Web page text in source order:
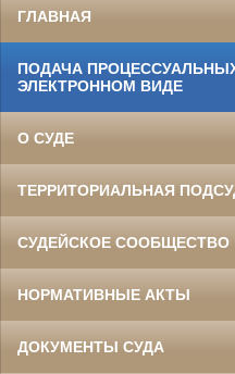
ГЛАВНАЯ
ПОДАЧА
ЭЛЕКТРОННОМ ВИДЕ
О СУДЕ
ТЕРРИТОРИАЛЬНАЯ
СУДЕЙСКОЕ СООБЩЕСТВО
НОРМАТИВНЫЕ АКТЫ
ДОКУМЕНТЫ СУДА